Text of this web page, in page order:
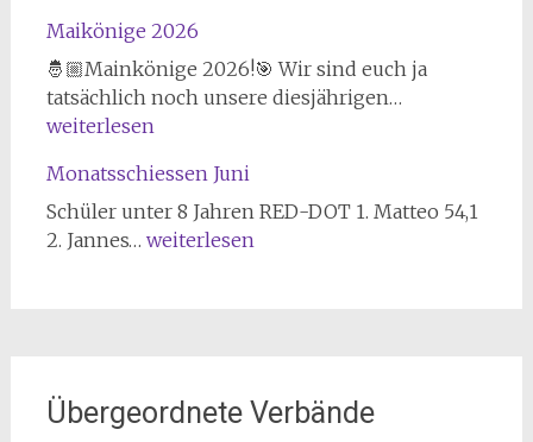
Landesmeisterschaft
im
Sportschießen
2026
Maikönige 2026
🤴🏼Mainkönige 2026!🎯 Wir sind euch ja
tatsächlich noch unsere diesjährigen…
weiterlesen
Monatsschiessen Juni
Schüler unter 8 Jahren RED-DOT 1. Matteo 54,1
2. Jannes… Monatsschiessen
weiterlesen
Übergeordnete Verbände